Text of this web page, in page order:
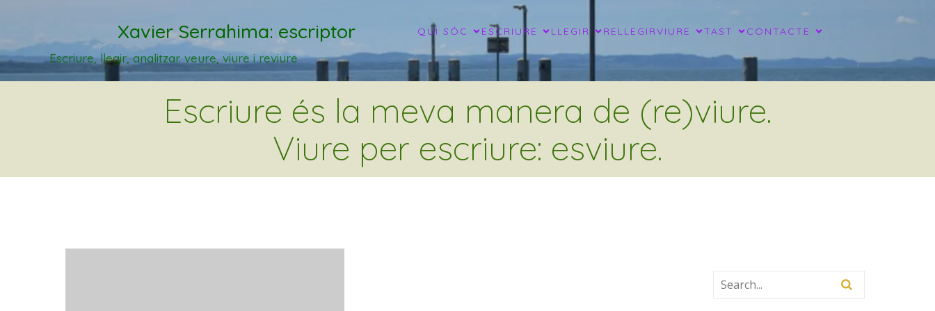
Xavier Serrahima: escriptor QUI SÓC ESCRIURE LLEGIR RELLEGIRVIURE TAST CONTACTE
Escriure, llegir, analitzar. veure, viure i reviure
Escriure és la meva manera de (re)viure.
Viure per escriure: esviure.